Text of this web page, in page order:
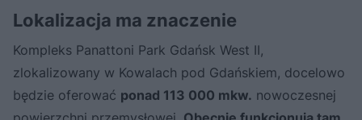
Lokalizacja ma znaczenie
Kompleks Panattoni Park Gdańsk West II,
zlokalizowany w Kowalach pod Gdańskiem, docelowo
będzie oferować ponad 113 000 mkw. nowoczesnej